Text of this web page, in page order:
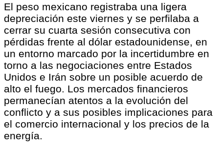
El peso mexicano registraba una ligera
depreciación este viernes y se perfilaba a
cerrar su cuarta sesión consecutiva con
pérdidas frente al dólar estadounidense, en
un entorno marcado por la incertidumbre en
torno a las negociaciones entre Estados
Unidos e Irán sobre un posible acuerdo de
alto el fuego. Los mercados financieros
permanecían atentos a la evolución del
conflicto y a sus posibles implicaciones para
el comercio internacional y los precios de la
energía.